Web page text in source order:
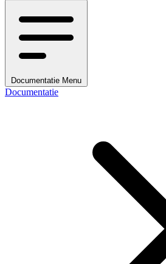
Documentatie Menu
Documentatie